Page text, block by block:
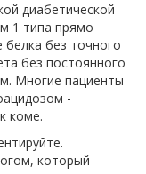
диабетической
1 типа прямо
белка без точного
без постоянного
Многие пациенты
-
коме.
который